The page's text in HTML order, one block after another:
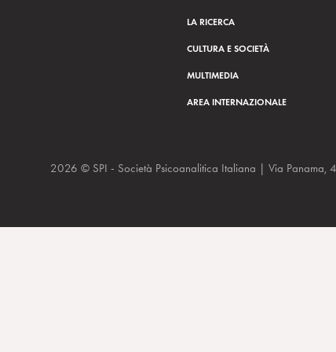
LA RICERCA
CULTURA E SOCIETÀ
MULTIMEDIA
AREA INTERNAZIONALE
2026 © SPI - Società Psicoanalitica Italiana | Via